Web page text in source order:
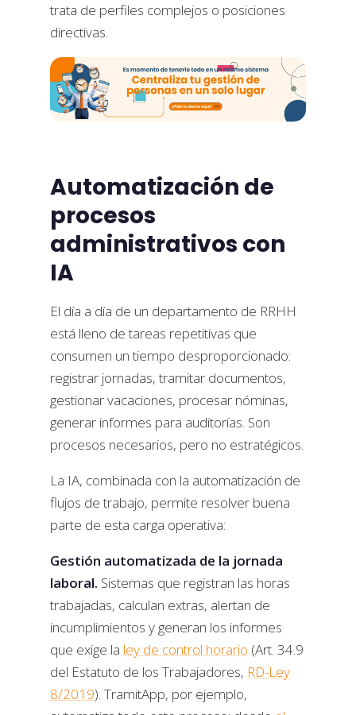
trata de perfiles complejos o posiciones
directivas.
Automatización de
procesos
administrativos con
IA
El día a día de un departamento de RRHH
está lleno de tareas repetitivas que
consumen un tiempo desproporcionado:
registrar jornadas, tramitar documentos,
gestionar vacaciones, procesar nóminas,
generar informes para auditorías. Son
procesos necesarios, pero no estratégicos.
La IA, combinada con la automatización de
flujos de trabajo, permite resolver buena
parte de esta carga operativa:
Gestión automatizada de la jornada
laboral. Sistemas que registran las horas
trabajadas, calculan extras, alertan de
incumplimientos y generan los informes
que exige la ley de control horario (Art. 34.9
del Estatuto de los Trabajadores, RD-Ley
8/2019). TramitApp, por ejemplo,